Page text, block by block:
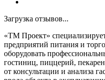
Загрузка отзывов...
«ТМ Проект»
предприятий питания и
оборудовать
гостиниц, пиццерий,
от консультации и анализа